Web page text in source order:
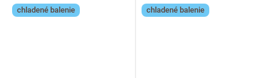
chladené balenie chladené balenie